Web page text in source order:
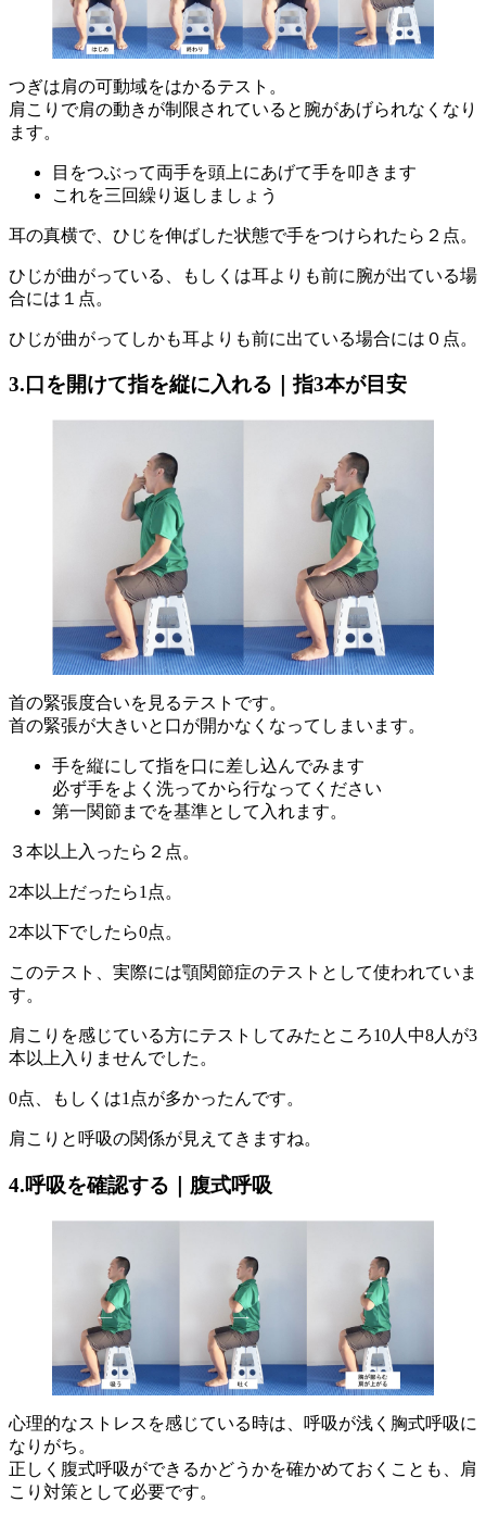
つぎは肩の可動域をはかるテスト。
肩こりで肩の動きが制限されていると腕があげられなくなり
ます。
目をつぶって両手を頭上にあげて手を叩きます
これを三回繰り返しましょう
耳の真横で、ひじを伸ばした状態で手をつけられたら２点。
ひじが曲がっている、もしくは耳よりも前に腕が出ている場
合には１点。
ひじが曲がってしかも耳よりも前に出ている場合には０点。
3.口を開けて指を縦に入れる｜指3本が目安
首の緊張度合いを見るテストです。
首の緊張が大きいと口が開かなくなってしまいます。
手を縦にして指を口に差し込んでみます
必ず手をよく洗ってから行なってください
第一関節までを基準として入れます。
３本以上入ったら２点。
2本以上だったら1点。
2本以下でしたら0点。
このテスト、実際には顎関節症のテストとして使われていま
す。
肩こりを感じている方にテストしてみたところ10人中8人が3
本以上入りませんでした。
0点、もしくは1点が多かったんです。
肩こりと呼吸の関係が見えてきますね。
4.呼吸を確認する｜腹式呼吸
心理的なストレスを感じている時は、呼吸が浅く胸式呼吸に
なりがち。
正しく腹式呼吸ができるかどうかを確かめておくことも、肩
こり対策として必要です。